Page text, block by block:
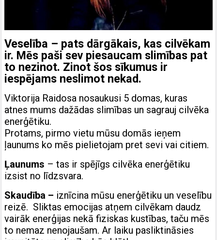
Veselība – pats dārgākais, kas cilvēkam
ir. Mēs paši sev piesaucam slimības pat
to nezinot. Zinot šos sīkumus ir
iespējams neslimot nekad.
Viktorija Raidosa nosaukusi 5 domas, kuras
atnes mums dažādas slimības un sagrauj cilvēka
enerģētiku.
Protams, pirmo vietu mūsu domās ieņem
ļaunums ko mēs pielietojam pret sevi vai citiem.
Ļaunums – tas ir spējīgs cilvēka enerģētiku
izsist no līdzsvara.
Skaudība – iznīcina mūsu enerģētiku un veselību
reizē. Sliktas emocijas atņem cilvēkam daudz
vairāk enerģijas nekā fiziskas kustības, taču mēs
to nemaz nenojaušam. Ar laiku pasliktināsies